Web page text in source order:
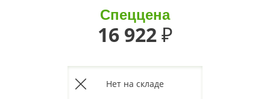
Спеццена
16 922 ₽
Нет на складе